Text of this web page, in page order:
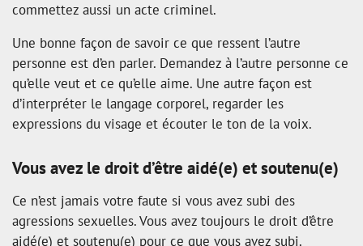
commettez aussi un acte criminel.
Une bonne façon de savoir ce que ressent l’autre
personne est d’en parler. Demandez à l’autre personne ce
qu’elle veut et ce qu’elle aime. Une autre façon est
d’interpréter le langage corporel, regarder les
expressions du visage et écouter le ton de la voix.
Vous avez le droit d’être aidé(e) et soutenu(e)
Ce n’est jamais votre faute si vous avez subi des
agressions sexuelles. Vous avez toujours le droit d’être
aidé(e) et soutenu(e) pour ce que vous avez subi.